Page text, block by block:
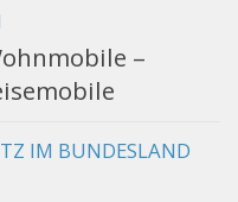
–
IM BUNDESLAND